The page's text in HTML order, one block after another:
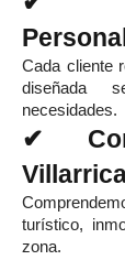
Cada cliente
diseñada
necesidades.
✔
turístico,
zona.